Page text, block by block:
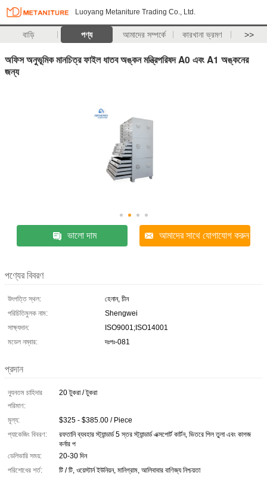
Luoyang Metaniture Trading Co., Ltd.
বাড়ি পণ্য আমাদের সম্পর্কে কারখানা ভ্রমণ >>
অফিস অনুভূমিক মানচিত্র ফাইল ধাতব অঙ্কন মন্ত্রিপরিষদ A0 এবং A1 অঙ্কনের
জন্য
ভালো দাম আমাদের সাথে যোগাযোগ করুন
পণ্যের বিবরণ
উৎপত্তি স্থল:
হেনান, চীন
পরিচিতিমুলক নাম:
Shengwei
সাক্ষ্যদান:
ISO9001;ISO14001
মডেল নম্বার:
দঃপঃ-081
প্রদান
ন্যূনতম চাহিদার
পরিমাণ:
20 টুকরা / টুকরা
মূল্য:
$325 - $385.00 / Piece
প্যাকেজিং বিবরণ:
রফতানি ব্যবহার স্ট্যান্ডার্ড 5 স্তর স্ট্যান্ডার্ড এক্সপোর্ট কার্টন, ভিতরে পিল তুলা এবং কাগজ
কর্নার প
ডেলিভারি সময়:
20-30 দিন
পরিশোধের শর্ত:
টি / টি, ওয়েস্টার্ন ইউনিয়ন, মানিগ্রাম, আলিবাবার বাণিজ্য নিশ্চয়তা